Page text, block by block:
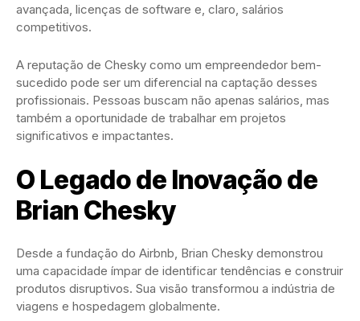
avançada, licenças de software e, claro, salários
competitivos.
A reputação de Chesky como um empreendedor bem-
sucedido pode ser um diferencial na captação desses
profissionais. Pessoas buscam não apenas salários, mas
também a oportunidade de trabalhar em projetos
significativos e impactantes.
O Legado de Inovação de
Brian Chesky
Desde a fundação do Airbnb, Brian Chesky demonstrou
uma capacidade ímpar de identificar tendências e construir
produtos disruptivos. Sua visão transformou a indústria de
viagens e hospedagem globalmente.